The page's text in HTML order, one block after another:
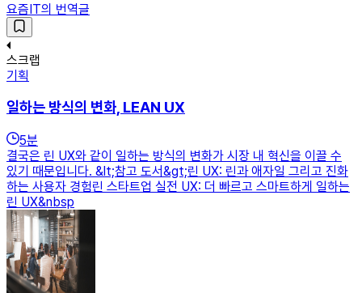
요즘IT의 번역글
스크랩
기획
일하는 방식의 변화, LEAN UX
5분
결국은 린 UX와 같이 일하는 방식의 변화가 시장 내 혁신을 이끌 수
있기 때문입니다. &lt;참고 도서&gt;린 UX: 린과 애자일 그리고 진화
하는 사용자 경험린 스타트업 실전 UX: 더 빠르고 스마트하게 일하는
린 UX&nbsp